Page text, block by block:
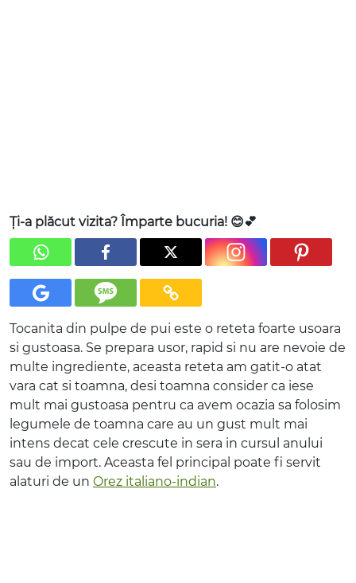
Ți-a plăcut vizita? Împarte bucuria! 😊💕
Tocanita din pulpe de pui este o reteta foarte usoara
si gustoasa. Se prepara usor, rapid si nu are nevoie de
multe ingrediente, aceasta reteta am gatit-o atat
vara cat si toamna, desi toamna consider ca iese
mult mai gustoasa pentru ca avem ocazia sa folosim
legumele de toamna care au un gust mult mai
intens decat cele crescute in sera in cursul anului
sau de import. Aceasta fel principal poate fi servit
alaturi de un Orez italiano-indian.